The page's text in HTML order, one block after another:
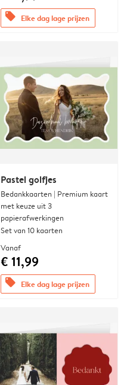
offers Elke dag lage prijzen
Pastel golfjes
Bedankkaarten | Premium kaart
met keuze uit 3
papierafwerkingen
Set van 10 kaarten
Vanaf
€ 11,99
offers Elke dag lage prijzen